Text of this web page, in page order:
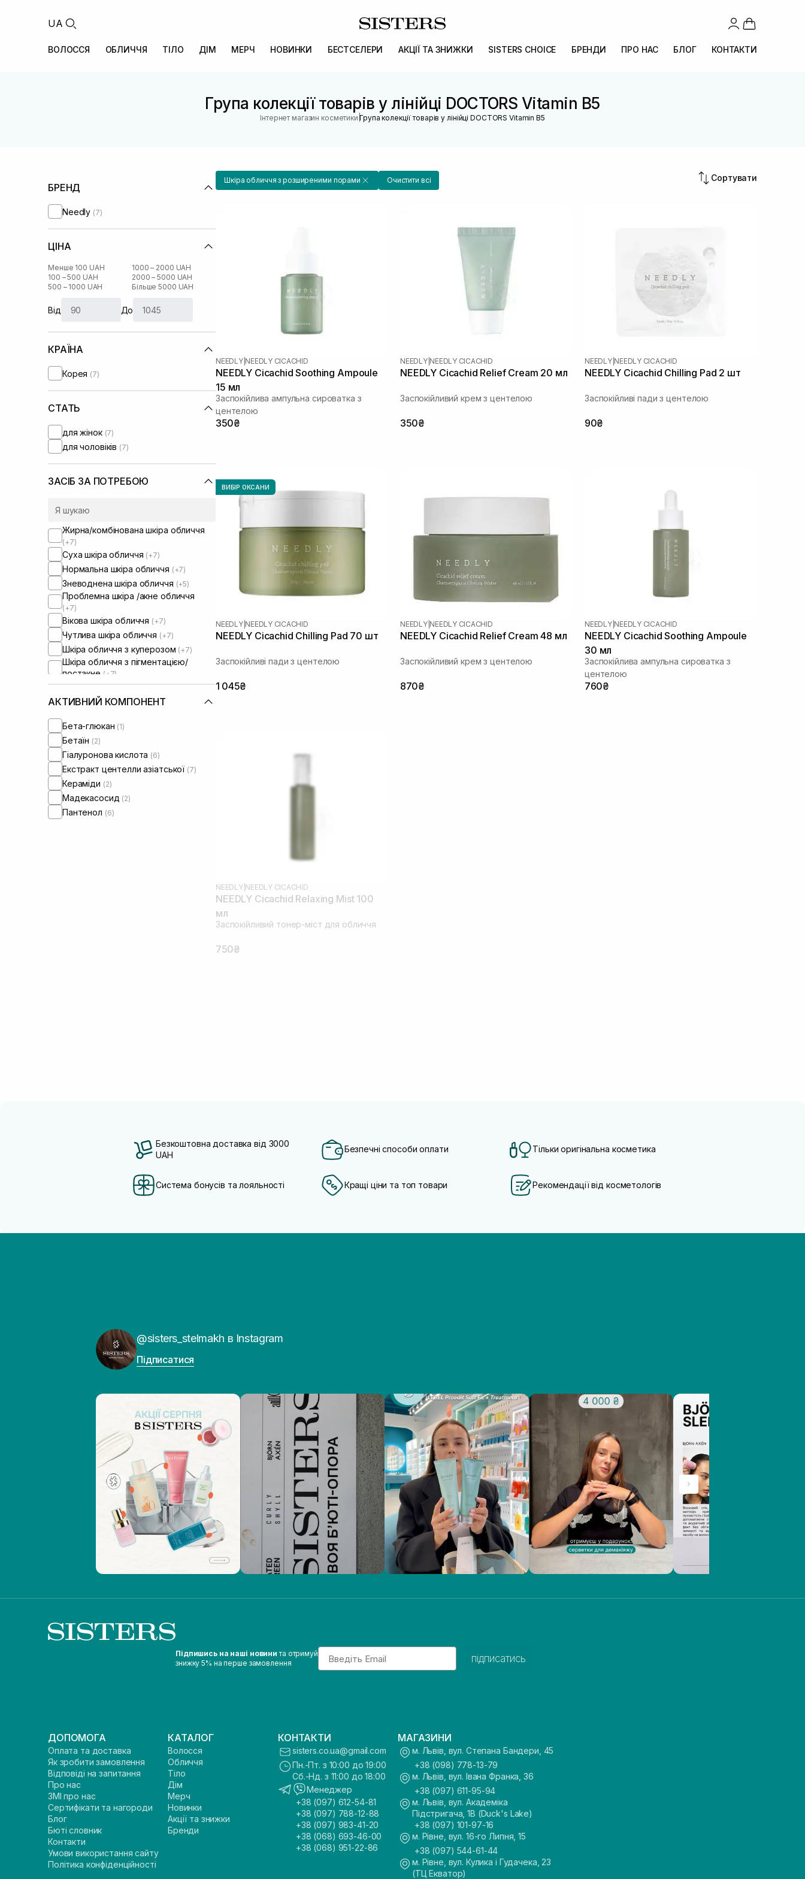
UA
ВОЛОССЯ ОБЛИЧЧЯ ТІЛО ДІМ МЕРЧ НОВИНКИ БЕСТСЕЛЕРИ АКЦІЇ ТА ЗНИЖКИ SISTERS CHOICE БРЕНДИ ПРО НАС БЛОГ КОНТАКТИ
Група колекції товарів у лінійці DOCTORS Vitamin B5
Інтернет магазин косметики |Група колекції товарів у лінійці DOCTORS Vitamin B5
БРЕНД
Needly (7)
ЦІНА
Менше 100 UAH
100 – 500 UAH
500 – 1000 UAH
1000 – 2000 UAH
2000 – 5000 UAH
Більше 5000 UAH
Від До
КРАЇНА
Корея (7)
СТАТЬ
для жінок (7)
для чоловіків (7)
ЗАСІБ ЗА ПОТРЕБОЮ
Жирна/комбінована шкіра обличчя
(+7)
Суха шкіра обличчя (+7)
Нормальна шкіра обличчя (+7)
Зневоднена шкіра обличчя (+5)
Проблемна шкіра /акне обличчя
(+7)
Вікова шкіра обличчя (+7)
Чутлива шкіра обличчя (+7)
Шкіра обличчя з куперозом (+7)
Шкіра обличчя з пігментацією/
постакне (+7)
Шкіра обличчя з розширеними
порами
Шкіра обличчя з порушеним
Шкіра обличчя з порушеним
мікробіомом
АКТИВНИЙ КОМПОНЕНТ
Бета-глюкан (1)
Бетаїн (2)
Гіалуронова кислота (6)
Екстракт центелли азіатської (7)
Кераміди (2)
Мадекасосид (2)
Пантенол (6)
Шкіра обличчя з розширеними порами Очистити всі Сортувати
NEEDLY| NEEDLY CICACHID
NEEDLY Cicachid Soothing Ampoule
15 мл
Заспокійлива ампульна сироватка з
центелою
350₴
NEEDLY| NEEDLY CICACHID
NEEDLY Cicachid Relief Cream 20 мл
Заспокійливий крем з центелою
350₴
NEEDLY| NEEDLY CICACHID
NEEDLY Cicachid Chilling Pad 2 шт
Заспокійливі пади з центелою
90₴
ВИБІР ОКСАНИ
NEEDLY| NEEDLY CICACHID
NEEDLY Cicachid Chilling Pad 70 шт
Заспокійливі пади з центелою
1 045₴
NEEDLY| NEEDLY CICACHID
NEEDLY Cicachid Relief Cream 48 мл
Заспокійливий крем з центелою
870₴
NEEDLY| NEEDLY CICACHID
NEEDLY Cicachid Soothing Ampoule
30 мл
Заспокійлива ампульна сироватка з
центелою
760₴
NEEDLY| NEEDLY CICACHID
NEEDLY Cicachid Relaxing Mist 100
мл
Заспокійливий тонер-міст для обличчя
750₴
Безкоштовна доставка від 3000
UAH
Безпечні способи оплати Тільки оригінальна косметика
Система бонусів та лояльності Кращі ціни та топ товари Рекомендації від косметологів
@sisters_stelmakh в Instagram
Підписатися
Підпишись на наші новини та отримуй
знижку 5% на перше замовлення
Email
підписатись
ДОПОМОГА
Оплата та доставка
Як зробити замовлення
Відповіді на запитання
Про нас
ЗМІ про нас
Сертифікати та нагороди
Блог
Бюті словник
Контакти
Умови використання сайту
Політика конфіденційності
КАТАЛОГ
Волосся
Обличчя
Тіло
Дім
Мерч
Новинки
Акції та знижки
Бренди
КОНТАКТИ
sisters.co.ua@gmail.com
Пн.-Пт. з 10:00 до 19:00
Сб.-Нд. з 11:00 до 18:00
Менеджер
+38 (097) 612-54-81
+38 (097) 788-12-88
+38 (097) 983-41-20
+38 (068) 693-46-00
+38 (068) 951-22-86
МАГАЗИНИ
м. Львів, вул. Степана Бандери, 45
+38 (098) 778-13-79
м. Львів, вул. Івана Франка, 36
+38 (097) 611-95-94
м. Львів, вул. Академіка
Підстригача, 1В (Duck's Lake)
+38 (097) 101-97-16
м. Рівне, вул. 16-го Липня, 15
+38 (097) 544-61-44
м. Рівне, вул. Кулика і Гудачека, 23
(ТЦ Екватор)